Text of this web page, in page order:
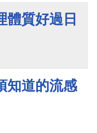
體質好過日
知道的流感